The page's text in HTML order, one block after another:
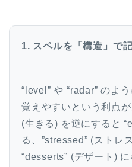
1. スペルを「構造」で
“level” や “radar” のよ
覚えやすいという利点
(生きる) を逆にすると
る、”stressed” (ストレ
“desserts” (デザート)